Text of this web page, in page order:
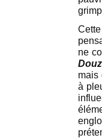
ne
mais
à